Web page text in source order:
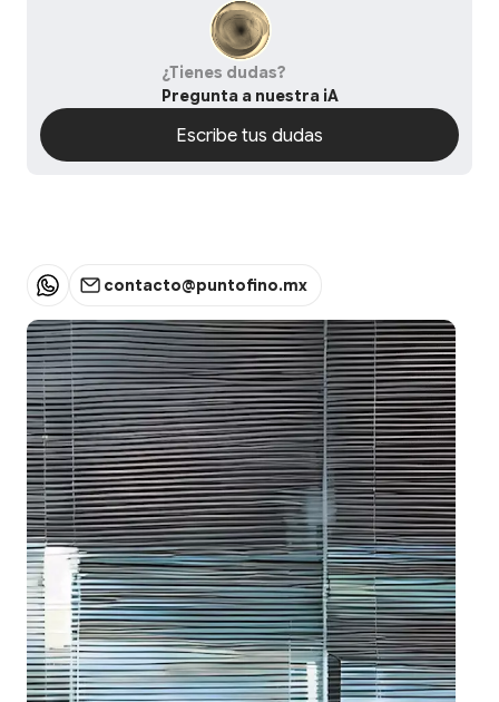
¿Tienes dudas?
Pregunta a nuestra iA
Escribe tus dudas
contacto@puntofino.mx